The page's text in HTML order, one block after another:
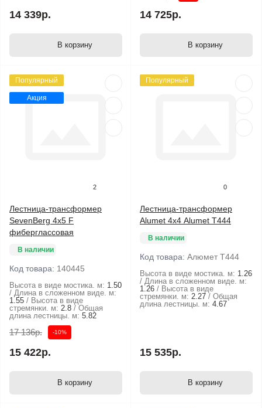
14 339р.
В корзину
14 725р.
В корзину
Популярный
Акция
2
Лестница-трансформер
SevenBerg 4х5 F
фиберглассовая
В наличии
Код товара: 140445
Высота в виде мостика. м: 1.50
Длина в сложенном виде. м:
1.55
Высота в виде
стремянки. м: 2.8
Общая
длина лестницы. м: 5.82
17 136р. -10%
15 422р.
В корзину
Популярный
0
Лестница-трансформер
Alumet 4х4 Alumet Т444
В наличии
Код товара: Алюмет Т444
Высота в виде мостика. м: 1.26
Длина в сложенном виде. м:
1.26
Высота в виде
стремянки. м: 2.27
Общая
длина лестницы. м: 4.67
15 535р.
В корзину